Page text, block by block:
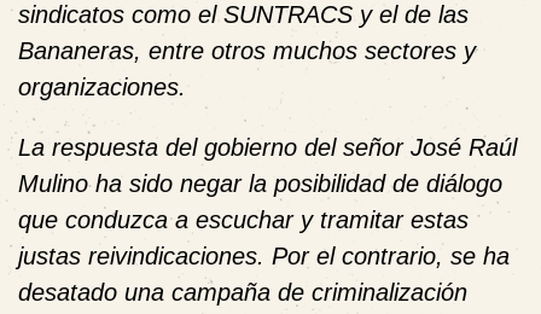
sindicatos como el SUNTRACS y el de las
Bananeras, entre otros muchos sectores y
organizaciones.
La respuesta del gobierno del señor José Raúl
Mulino ha sido negar la posibilidad de diálogo
que conduzca a escuchar y tramitar estas
justas reivindicaciones. Por el contrario, se ha
desatado una campaña de criminalización